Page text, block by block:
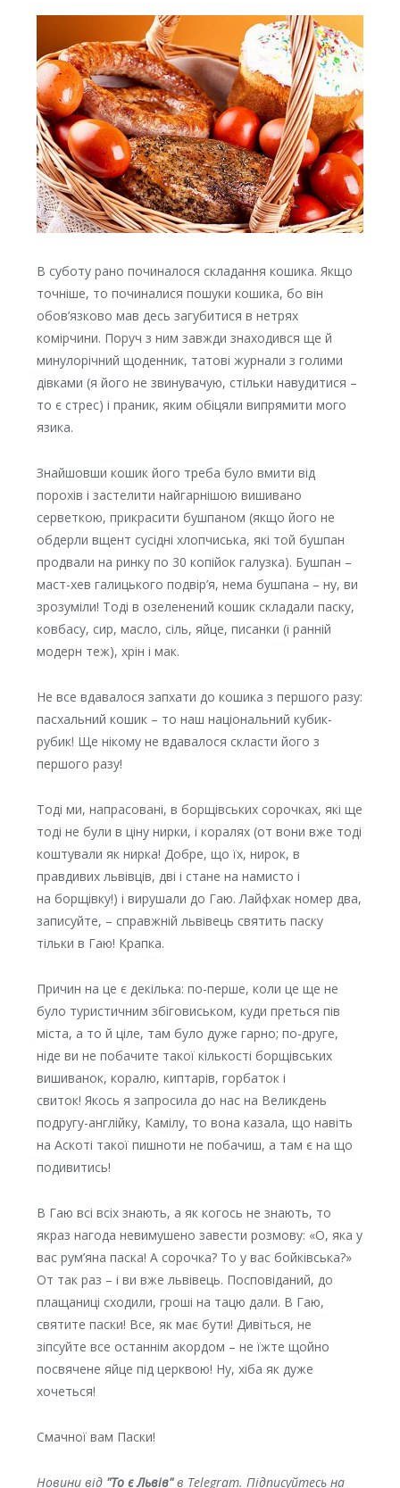
В суботу рано починалося складання кошика. Якщо
точніше, то починалися пошуки кошика, бо він
обов’язково мав десь загубитися в нетрях
комірчини. Поруч з ним завжди знаходився ще й
минулорічний щоденник, татові журнали з голими
дівками (я його не звинувачую, стільки навудитися –
то є стрес) і праник, яким обіцяли випрямити мого
язика.
Знайшовши кошик його треба було вмити від
порохів і застелити найгарнішою вишивано
серветкою, прикрасити бушпаном (якщо його не
обдерли вщент сусідні хлопчиська, які той бушпан
продвали на ринку по 30 копійок галузка). Бушпан –
маст-хев галицького подвір’я, нема бушпана – ну, ви
зрозуміли! Тоді в озеленений кошик складали паску,
ковбасу, сир, масло, сіль, яйце, писанки (і ранній
модерн теж), хрін і мак.
Не все вдавалося запхати до кошика з першого разу:
пасхальний кошик – то наш національний кубик-
рубик! Ще нікому не вдавалося скласти його з
першого разу!
Тоді ми, напрасовані, в борщівських сорочках, які ще
тоді не були в ціну нирки, і коралях (от вони вже тоді
коштували як нирка! Добре, що їх, нирок, в
правдивих львівців, дві і стане на намисто і
на борщівку!) і вирушали до Гаю. Лайфхак номер два,
записуйте, – справжній львівець святить паску
тільки в Гаю! Крапка.
Причин на це є декілька: по-перше, коли це ще не
було туристичним збіговиськом, куди преться пів
міста, а то й ціле, там було дуже гарно; по-друге,
ніде ви не побачите такої кількості борщівських
вишиванок, коралю, киптарів, горбаток і
свиток! Якось я запросила до нас на Великдень
подругу-англійку, Камілу, то вона казала, що навіть
на Аскоті такої пишноти не побачиш, а там є на що
подивитись!
В Гаю всі всіх знають, а як когось не знають, то
якраз нагода невимушено завести розмову: «О, яка у
вас рум’яна паска! А сорочка? То у вас бойківська?»
От так раз – і ви вже львівець. Посповіданий, до
плащаниці сходили, гроші на тацю дали. В Гаю,
святите паски! Все, як має бути! Дивіться, не
зіпсуйте все останнім акордом – не їжте щойно
посвячене яйце під церквою! Ну, хіба як дуже
хочеться!
Смачної вам Паски!
Новини від "То є Львів"в Telegram. Підписуйтесь на